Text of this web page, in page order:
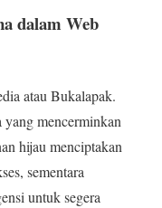
dalam Web
atau Bukalapak.
yang mencerminkan
hijau menciptakan
sementara
untuk segera